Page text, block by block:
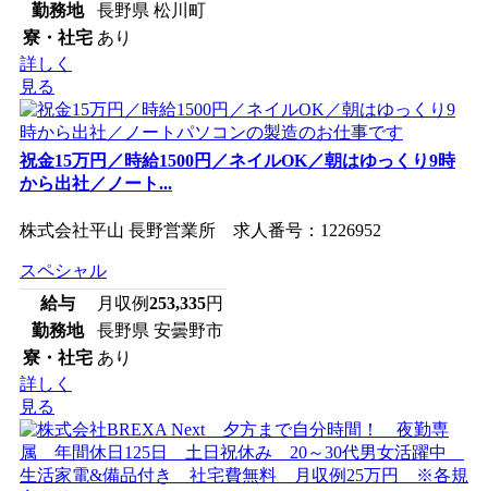
勤務地
長野県 松川町
寮・社宅 あり
詳しく
見る
祝金15万円／時給1500円／ネイルOK／朝はゆっくり9時
から出社／ノート...
株式会社平山 長野営業所 求人番号：1226952
スペシャル
給与
月収例253,335円
勤務地
長野県 安曇野市
寮・社宅 あり
詳しく
見る